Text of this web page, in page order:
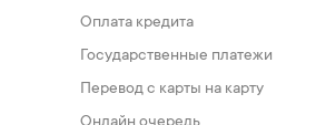
Оплата кредита
Государственные платежи
Перевод с карты на карту